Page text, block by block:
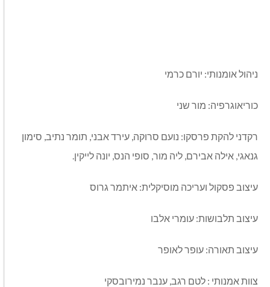
ניהול אומנותי: יורם כרמי
כוריאוגרפיה: מור שני
רקדני להקת פרסקו: נועם סרוקה, עירד אבני, תומר נתיב, סימון
גנאגי, אילה אבירם, ליה מור, סופי הנס, יונה לייקין.
עיצוב פסקול ועריכה מוסיקלית: איתמר גרוס
עיצוב תלבושות: עומרי אלבו
עיצוב תאורה: עופר לאופר
צוות אמנותי : לטם רגב, ענבר נמירובסקי